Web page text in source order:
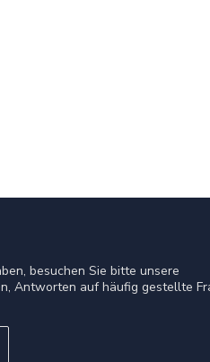
besuchen Sie bitte unsere
Antworten auf häufig gestellte